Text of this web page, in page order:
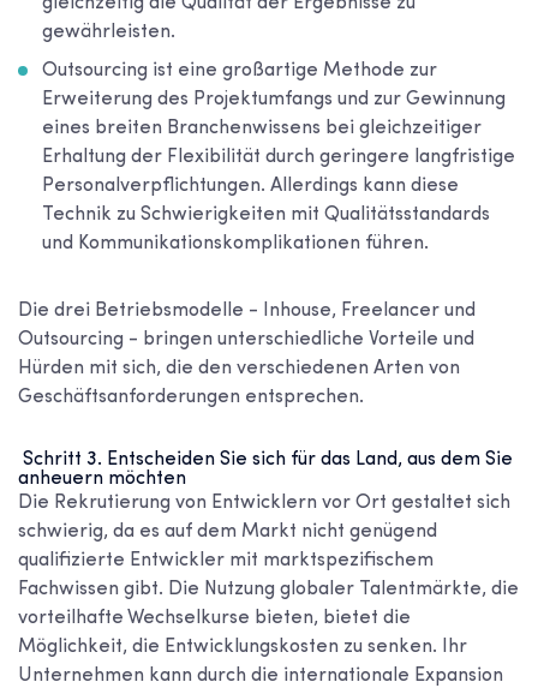
gewährleisten.
Outsourcing ist eine großartige Methode zur
Erweiterung des Projektumfangs und zur Gewinnung
eines breiten Branchenwissens bei gleichzeitiger
Erhaltung der Flexibilität durch geringere langfristige
Personalverpflichtungen. Allerdings kann diese
Technik zu Schwierigkeiten mit Qualitätsstandards
und Kommunikationskomplikationen führen.
Die drei Betriebsmodelle - Inhouse, Freelancer und
Outsourcing - bringen unterschiedliche Vorteile und
Hürden mit sich, die den verschiedenen Arten von
Geschäftsanforderungen entsprechen.
Schritt 3. Entscheiden Sie sich für das Land, aus dem Sie
anheuern möchten
Die Rekrutierung von Entwicklern vor Ort gestaltet sich
schwierig, da es auf dem Markt nicht genügend
qualifizierte Entwickler mit marktspezifischem
Fachwissen gibt. Die Nutzung globaler Talentmärkte, die
vorteilhafte Wechselkurse bieten, bietet die
Möglichkeit, die Entwicklungskosten zu senken. Ihr
Unternehmen kann durch die internationale Expansion